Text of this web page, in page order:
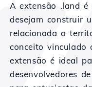
A extensão .land
desejam construir
relacionada a
conceito vinculado
extensão é ideal
desenvolvedores